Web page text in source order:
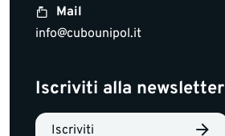
Mail
info@cubounipol.it
Iscriviti alla newsletter
Iscriviti